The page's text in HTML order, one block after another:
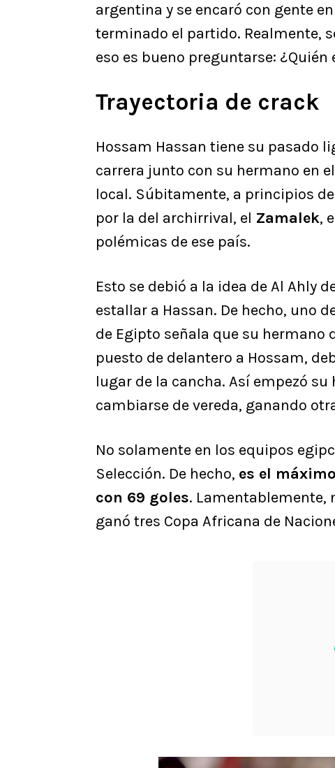
argentina y se encaró con gente
terminado el partido. Realmente,
eso es bueno preguntarse: ¿Quién
Trayectoria de crack
Hossam Hassan tiene su pasado
carrera junto con su hermano en el
local. Súbitamente, a principios
por la del archirrival, el Zamalek,
polémicas de ese país.
Esto se debió a la idea de Al Ahly
estallar a Hassan. De hecho, uno
de Egipto señala que su hermano
puesto de delantero a Hossam,
lugar de la cancha. Así empezó
cambiarse de vereda, ganando
No solamente en los equipos
Selección. De hecho, es el
con 69 goles. Lamentablemente,
ganó tres Copa Africana de